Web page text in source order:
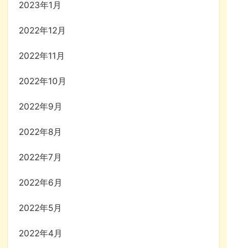
2023年1月
2022年12月
2022年11月
2022年10月
2022年9月
2022年8月
2022年7月
2022年6月
2022年5月
2022年4月